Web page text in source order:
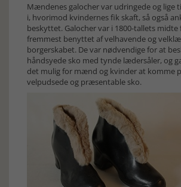
Mændenes galocher var udringede og lige
i, hvorimod kvindernes fik skaft, så også
beskyttet. Galocher var i 1800-tallets midte
fremmest benyttet af velhavende og
borgerskabet. De var nødvendige for at
håndsyede sko med tynde lædersåler, og
det mulig for mænd og kvinder at komme
velpudsede og præsentable sko.